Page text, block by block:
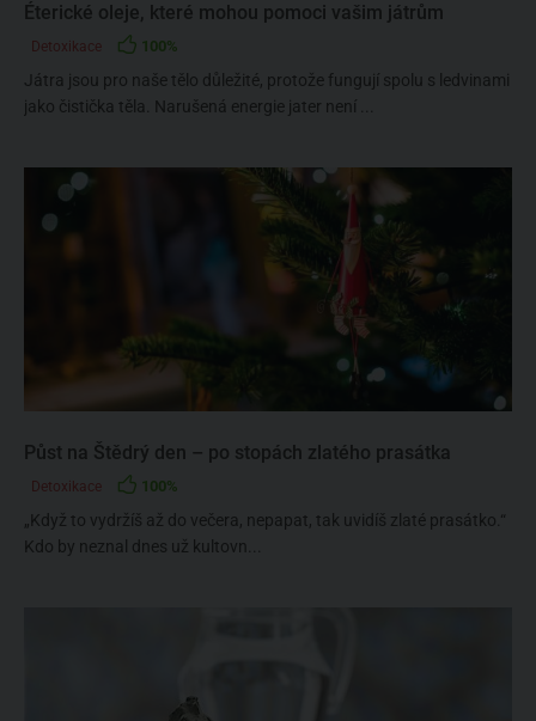
Éterické oleje, které mohou pomoci vašim játrům
Detoxikace 100%
Játra jsou pro naše tělo důležité, protože fungují spolu s ledvinami
jako čistička těla. Narušená energie jater není ...
Půst na Štědrý den – po stopách zlatého prasátka
Detoxikace 100%
„Když to vydržíš až do večera, nepapat, tak uvidíš zlaté prasátko.“
Kdo by neznal dnes už kultovn...